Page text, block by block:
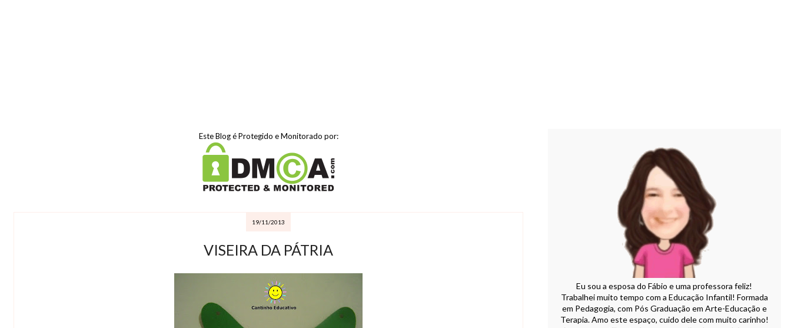
Este Blog é Protegido e Monitorado por:
19/11/2013
VISEIRA DA PÁTRIA
Eu sou a esposa do Fábio e uma professora feliz!
Trabalhei muito tempo com a Educação Infantil! Formada
em Pedagogia, com Pós Graduação em Arte-Educação e
Terapia. Amo este espaço, cuido dele com muito carinho!